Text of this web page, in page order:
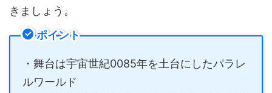
きましょう。
ポイント
・舞台は宇宙世紀0085年を土台にしたパラレ
ルワールド